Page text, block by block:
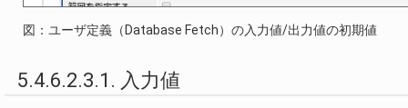
図：ユーザ定義（Database Fetch）の入力値/出力値の初期値
5.4.6.2.3.1. 入力値